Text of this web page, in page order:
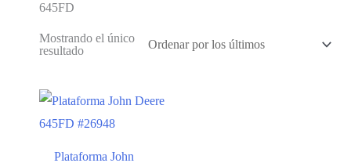
645FD
Mostrando el único
resultado
Plataforma John